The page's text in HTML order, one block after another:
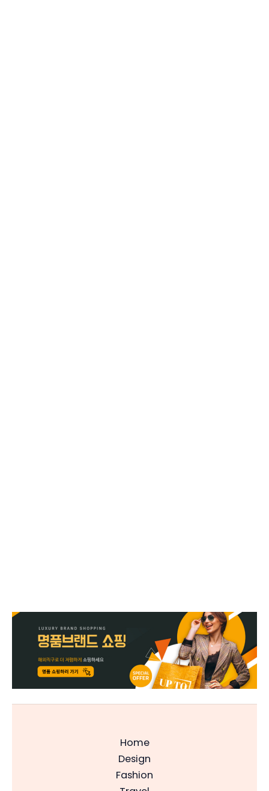
Home
Design
Fashion